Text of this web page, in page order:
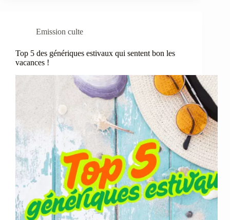
Emission culte
Top 5 des génériques estivaux qui sentent bon les
vacances !